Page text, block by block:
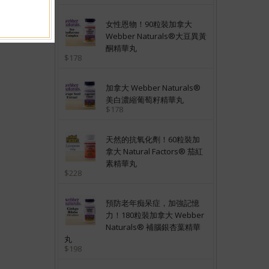
女性恩物！90粒裝加拿大
Webber Naturals®大豆異黃
酮精華丸
$178
加拿大 Webber Naturals®
美白濃縮葡萄籽精華丸
$178
天然的抗氧化劑！60粒裝加
拿大 Natural Factors® 茄紅
素精華丸
$228
預防老年痴呆症，加強記憶
力！180粒裝加拿大 Webber
Naturals® 補腦銀杏葉精華
丸
$198